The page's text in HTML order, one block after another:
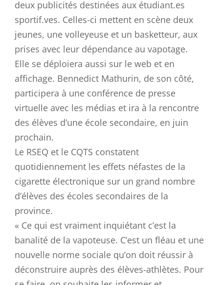
deux publicités destinées aux étudiant.es
sportif.ves. Celles-ci mettent en scène deux
jeunes, une volleyeuse et un basketteur, aux
prises avec leur dépendance au vapotage.
Elle se déploiera aussi sur le web et en
affichage. Bennedict Mathurin, de son côté,
participera à une conférence de presse
virtuelle avec les médias et ira à la rencontre
des élèves d’une école secondaire, en juin
prochain.
Le RSEQ et le CQTS constatent
quotidiennement les effets néfastes de la
cigarette électronique sur un grand nombre
d’élèves des écoles secondaires de la
province.
« Ce qui est vraiment inquiétant c’est la
banalité de la vapoteuse. C’est un fléau et une
nouvelle norme sociale qu’on doit réussir à
déconstruire auprès des élèves-athlètes. Pour